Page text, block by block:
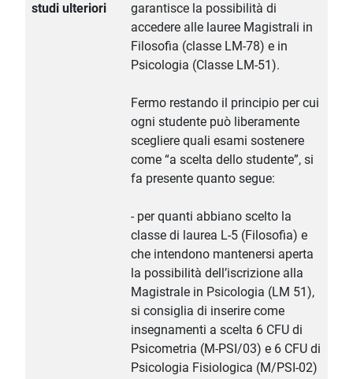
studi ulteriori
garantisce la possibilità di
accedere alle lauree Magistrali in
Filosofia (classe LM-78) e in
Psicologia (Classe LM-51).
Fermo restando il principio per cui
ogni studente può liberamente
scegliere quali esami sostenere
come “a scelta dello studente”, si
fa presente quanto segue:
- per quanti abbiano scelto la
classe di laurea L-5 (Filosofia) e
che intendono mantenersi aperta
la possibilità dell’iscrizione alla
Magistrale in Psicologia (LM 51),
si consiglia di inserire come
insegnamenti a scelta 6 CFU di
Psicometria (M-PSI/03) e 6 CFU di
Psicologia Fisiologica (M/PSI-02)